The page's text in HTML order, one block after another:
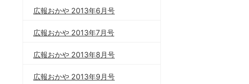
広報おかや 2013年6月号
広報おかや 2013年7月号
広報おかや 2013年8月号
広報おかや 2013年9月号